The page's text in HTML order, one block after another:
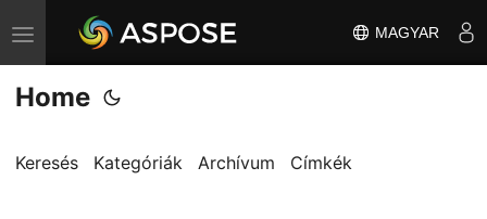
T
o
g
l
MAGYAR
Home
Keresés Kategóriák Archívum Címkék